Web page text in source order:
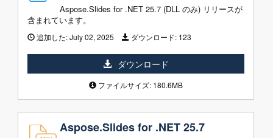
Aspose.Slides for .NET 25.7 (DLL のみ) リリースが
含まれています。
追加した:July 02, 2025 ダウンロード: 123
ダウンロード
ファイルサイズ: 180.6MB
Aspose.Slides for .NET 25.7